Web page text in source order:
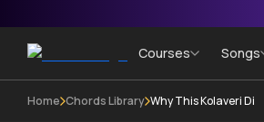
Courses Songs
Home Chords Library Why This Kolaveri Di